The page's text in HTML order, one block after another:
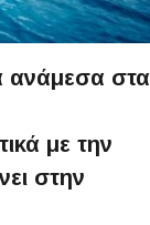
ανάμεσα στα
με την
στην